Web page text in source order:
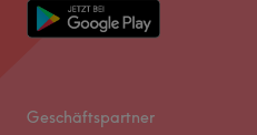
Geschäftspartner